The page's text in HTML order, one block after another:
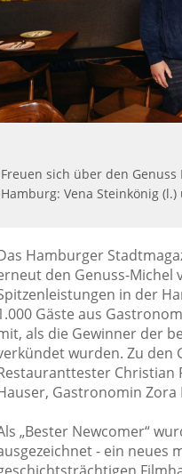
Freuen sich über den Genuss
Hamburg: Vena Steinkönig (l.)
Hamburger
den Genuss-
in der
Gäste aus
als die Gewinner der
wurden. Zu den
Christian
Gastronomin Zora
„Bester Newcomer“
- ein neues